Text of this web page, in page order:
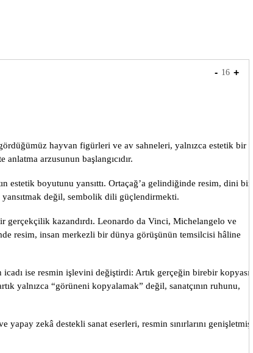
hayvan figürleri ve av sahneleri, yalnızca estetik bir
arzusunun başlangıcıdır.
estetik boyutunu yansıttı. Ortaçağ’a gelindiğinde resim, dini bir
yansıtmak değil, sembolik dili güçlendirmekti.
gerçekçilik kazandırdı. Leonardo da Vinci, Michelangelo ve
resim, insan merkezli bir dünya görüşünün temsilcisi hâline
ise resmin işlevini değiştirdi: Artık gerçeğin birebir kopyası
yalnızca “görüneni kopyalamak” değil, sanatçının ruhunu,
zekâ destekli sanat eserleri, resmin sınırlarını
- 16 +